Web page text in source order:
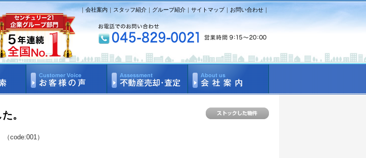
｜会社案内 ｜スタッフ紹介 ｜ グループ紹介 ｜ サイトマップ｜ お問い合わせ ｜
。
code:001）